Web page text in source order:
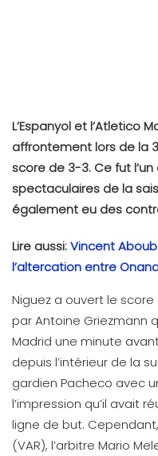
L’Espanyol et l’Atletico
affrontement lors de la
score de 3-3. Ce fut
spectaculaires de la
également eu des
Lire aussi:Vincent
l’altercation entre
Niguez a ouvert le score
par Antoine Griezmann
Madrid une minute
depuis l’intérieur de la
gardien Pacheco avec
l’impression qu’il avait
ligne de but.
(VAR), l’arbitre Mario